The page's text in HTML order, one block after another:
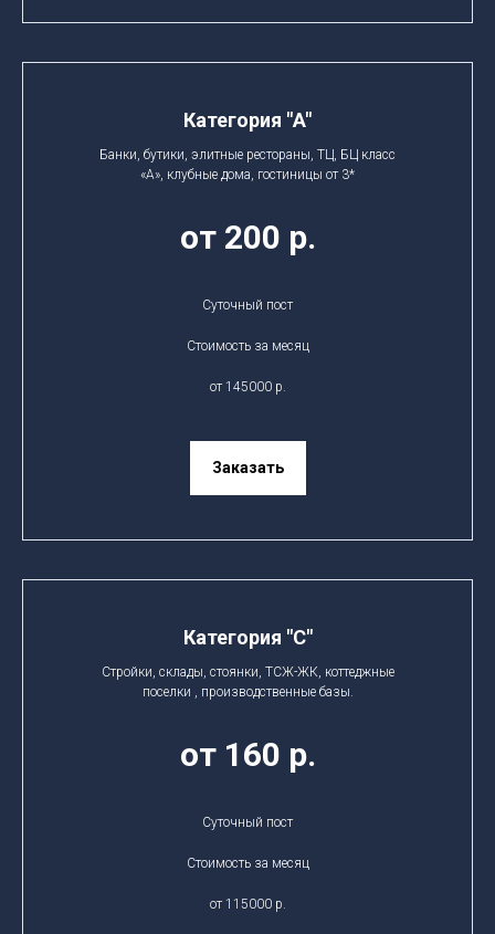
Категория "A"
Банки, бутики, элитные рестораны, ТЦ, БЦ класс
«А», клубные дома, гостиницы от 3*
от 200 р.
Суточный пост
Стоимость за месяц
от 145000 р.
Заказать
Категория "C"
Стройки, склады, стоянки, ТСЖ-ЖК, коттеджные
поселки , производственные базы.
от 160 р.
Суточный пост
Стоимость за месяц
от 115000 р.